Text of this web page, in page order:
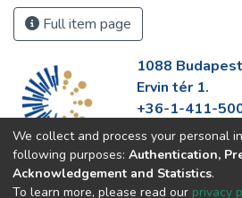
Full item page
1088
Ervin tér 1.
+36-1-411-
info@fszek.hu
https://
We collect and process your personal
following purposes: Authentication,
Acknowledgement and Statistics.
To learn more, please read our privacy